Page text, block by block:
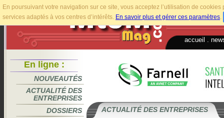
En poursuivant votre navigation sur ce site, vous acceptez l’utilisation de
services adaptés à vos centres d’intérêts. En savoir plus et gérer ces paramètres.
accueil
En ligne :
NOUVEAUTÉS
ACTUALITÉ DES
ENTREPRISES
DOSSIERS
ACTUALITÉ DES ENTREPRISES